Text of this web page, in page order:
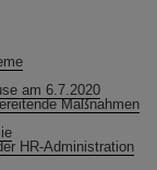
am 6.7.2020
Maßnahmen
HR-Administration